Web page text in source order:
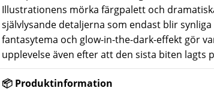
Illustrationens mörka färgpalett och
självlysande detaljerna som endast blir
fantasytema och glow-in-the-dark-effekt gör
upplevelse även efter att den sista biten lagts
📦 Produktinformation